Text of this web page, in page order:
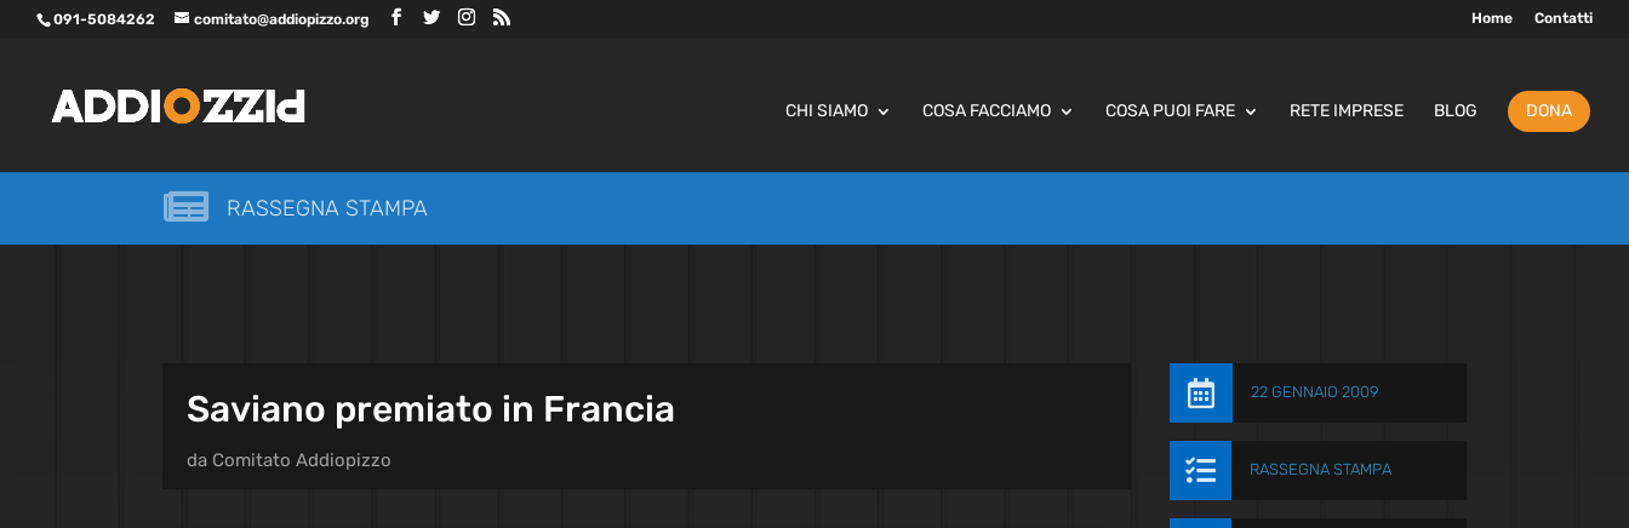
091-5084262 comitato@addiopizzo.org Home Contatti
CHI SIAMO COSA FACCIAMO COSA PUOI FARE RETE IMPRESE BLOG DONA
 RASSEGNA STAMPA
Saviano premiato in Francia
da Comitato Addiopizzo
 22 GENNAIO 2009
 RASSEGNA STAMPA